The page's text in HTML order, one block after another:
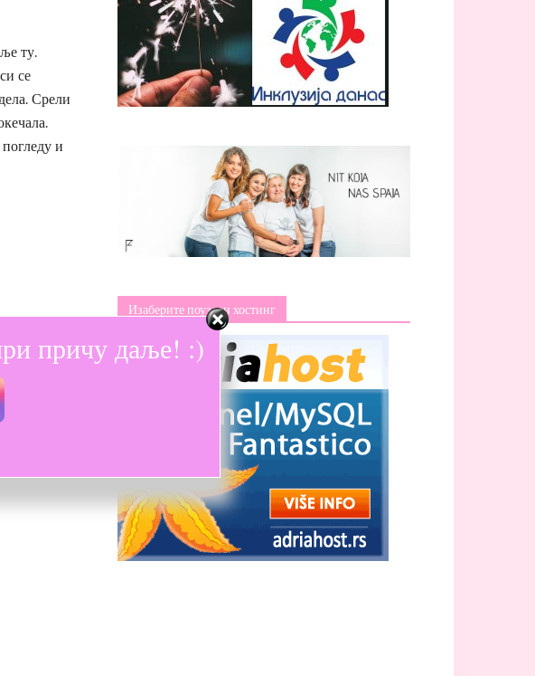
ту.
се
Срели
и
Изаберите поуздан хостинг
причу даље! :)